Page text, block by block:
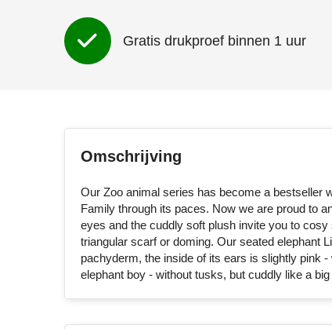
Gratis drukproef binnen 1 uur
Omschrijving
Our Zoo animal series has become a bestseller
Family through its paces. Now we are proud to
eyes and the cuddly soft plush invite you to
triangular scarf or doming. Our seated elephant
pachyderm, the inside of its ears is slightly pink
elephant boy - without tusks, but cuddly like a big